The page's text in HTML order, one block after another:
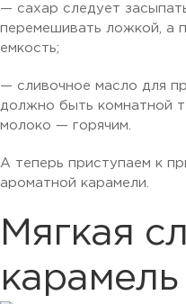
— сахар следует
перемешивать ложкой, а
емкость;
— сливочное масло для
должно быть комнатной
молоко — горячим.
А теперь приступаем к
ароматной карамели.
Мягкая